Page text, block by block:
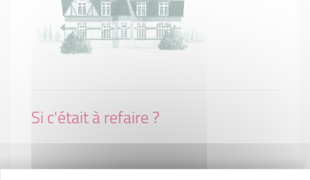
Si c'était à refaire ?